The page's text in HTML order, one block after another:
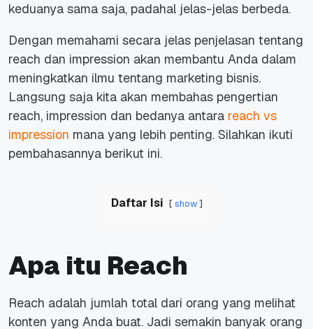
keduanya sama saja, padahal jelas-jelas berbeda.
Dengan memahami secara jelas penjelasan tentang
reach dan impression akan membantu Anda dalam
meningkatkan ilmu tentang marketing bisnis.
Langsung saja kita akan membahas pengertian
reach, impression dan bedanya antara reach vs
impression mana yang lebih penting. Silahkan ikuti
pembahasannya berikut ini.
Daftar Isi show
Apa itu Reach
Reach adalah jumlah total dari orang yang melihat
konten yang Anda buat. Jadi semakin banyak orang